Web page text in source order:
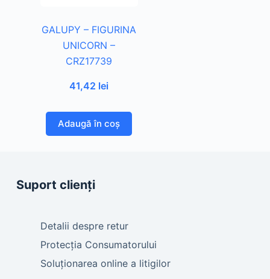
GALUPY – FIGURINA
UNICORN –
CRZ17739
41,42 lei
Adaugă în coș
Suport clienți
Detalii despre retur
Protecția Consumatorului
Soluționarea online a litigilor